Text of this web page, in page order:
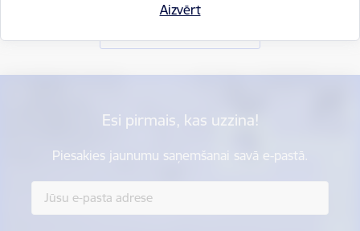
Aizvērt
Esi pirmais, kas uzzina!
Piesakies jaunumu saņemšanai savā e-pastā.